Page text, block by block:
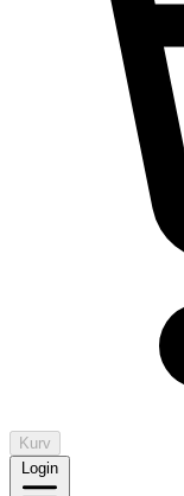
Kurv
Login